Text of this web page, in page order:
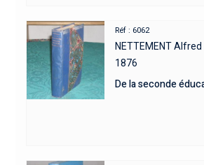
Réf : 6062
NETTEMENT Alfred
1876
De la seconde